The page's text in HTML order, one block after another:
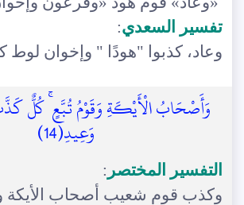
تفسير السعدي:
وعاد، كذبوا "هودًا " وإخوان لوط
وَأَصْحَابُ الْأَيْكَةِ وَقَوْمُ تُبَّعٍ ۚ كُلٌّ
وَعِيدِ(14)
التفسير المختصر :
وكذب قوم شعيب أصحاب الأيكة